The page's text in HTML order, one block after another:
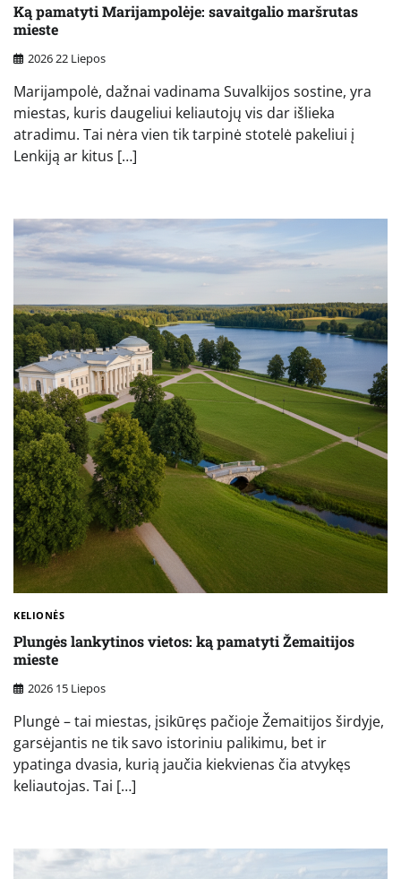
Ką pamatyti Marijampolėje: savaitgalio maršrutas
mieste
2026 22 Liepos
Marijampolė, dažnai vadinama Suvalkijos sostine, yra
miestas, kuris daugeliui keliautojų vis dar išlieka
atradimu. Tai nėra vien tik tarpinė stotelė pakeliui į
Lenkiją ar kitus […]
KELIONĖS
Plungės lankytinos vietos: ką pamatyti Žemaitijos
mieste
2026 15 Liepos
Plungė – tai miestas, įsikūręs pačioje Žemaitijos širdyje,
garsėjantis ne tik savo istoriniu palikimu, bet ir
ypatinga dvasia, kurią jaučia kiekvienas čia atvykęs
keliautojas. Tai […]